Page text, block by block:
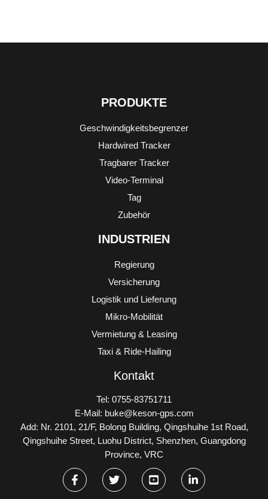
PRODUKTE
Geschwindigkeitsbegrenzer
Hardwired Tracker
Tragbarer Tracker
Video-Terminal
Tag
Zubehör
INDUSTRIEN
Regierung
Versicherung
Logistik und Lieferung
Mikro-Mobilität
Vermietung & Leasing
Taxi & Ride-Hailing
Kontakt
Tel: 0755-83751711
E-Mail: buke@keson-gps.com
Add: Nr. 2101, 21/F, Bolong Building, Qingshuihe 1st Road,
Qingshuihe Street, Luohu District, Shenzhen, Guangdong
Province, VRC